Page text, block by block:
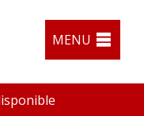
MENU